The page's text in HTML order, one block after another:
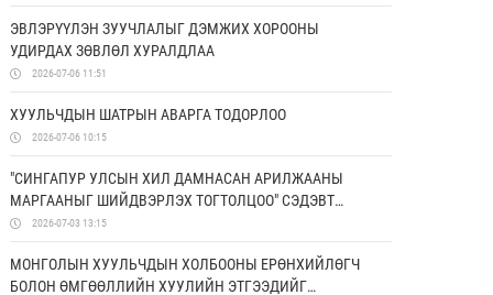
ТӨСӨЛД ХАМТРАН АЖИЛЛАНА
ЭВЛЭРҮҮЛЭН ЗУУЧЛАЛЫГ ДЭМЖИХ ХОРООНЫ
УДИРДАХ ЗӨВЛӨЛ ХУРАЛДЛАА
2026-07-06 11:51
ХУУЛЬЧДЫН ШАТРЫН АВАРГА ТОДОРЛОО
2026-07-06 10:15
"СИНГАПУР УЛСЫН ХИЛ ДАМНАСАН АРИЛЖААНЫ
МАРГААНЫГ ШИЙДВЭРЛЭХ ТОГТОЛЦОО" СЭДЭВТ
СУРГАЛТ БОЛЛОО
2026-07-03 13:15
МОНГОЛЫН ХУУЛЬЧДЫН ХОЛБООНЫ ЕРӨНХИЙЛӨГЧ
БОЛОН ӨМГӨӨЛЛИЙН ХУУЛИЙН ЭТГЭЭДИЙГ